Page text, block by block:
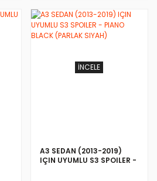
İNCELE
A3 SEDAN (2013-2019)
IÇIN UYUMLU S3 SPOILER -